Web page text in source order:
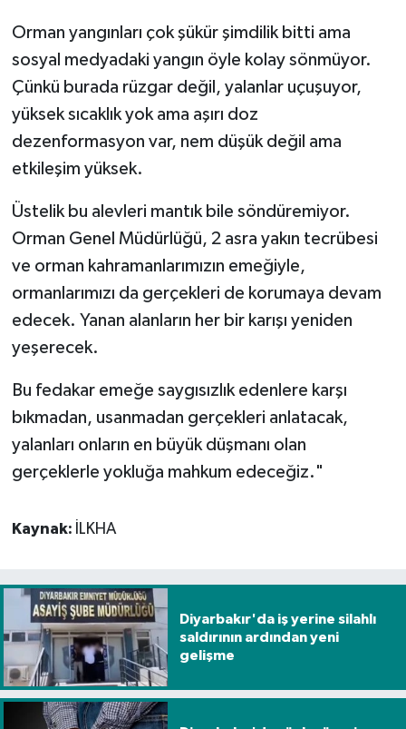
Orman yangınları çok şükür şimdilik bitti ama
sosyal medyadaki yangın öyle kolay sönmüyor.
Çünkü burada rüzgar değil, yalanlar uçuşuyor,
yüksek sıcaklık yok ama aşırı doz
dezenformasyon var, nem düşük değil ama
etkileşim yüksek.
Üstelik bu alevleri mantık bile söndüremiyor.
Orman Genel Müdürlüğü, 2 asra yakın tecrübesi
ve orman kahramanlarımızın emeğiyle,
ormanlarımızı da gerçekleri de korumaya devam
edecek. Yanan alanların her bir karışı yeniden
yeşerecek.
Bu fedakar emeğe saygısızlık edenlere karşı
bıkmadan, usanmadan gerçekleri anlatacak,
yalanları onların en büyük düşmanı olan
gerçeklerle yokluğa mahkum edeceğiz."
Kaynak: İLKHA
Diyarbakır'da iş yerine silahlı
saldırının ardından yeni
gelişme